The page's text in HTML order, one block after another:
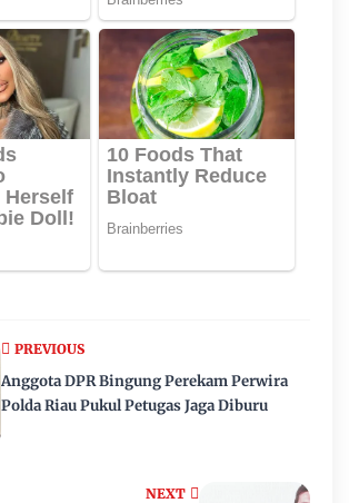
NEXT
PREVIOUS
Anggota DPR Bingung Perekam Perwira
Polda Riau Pukul Petugas Jaga Diburu